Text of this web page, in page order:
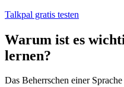
Talkpal gratis testen
Warum ist es
lernen?
Das Beherrschen einer